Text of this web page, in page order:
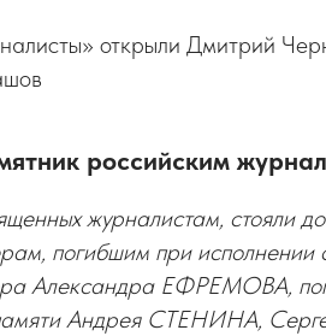
открыли Дмитрий
российским
журналистам, стояли
погибшим при исполнении
Александра ЕФРЕМОВА,
памяти Андрея СТЕНИНА,